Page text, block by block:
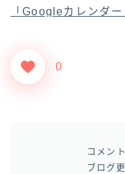
「Googleカレンダ
0
コメン
ブログ